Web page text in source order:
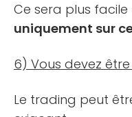
Ce sera plus facile
uniquement sur
6) Vous devez
Le trading peut